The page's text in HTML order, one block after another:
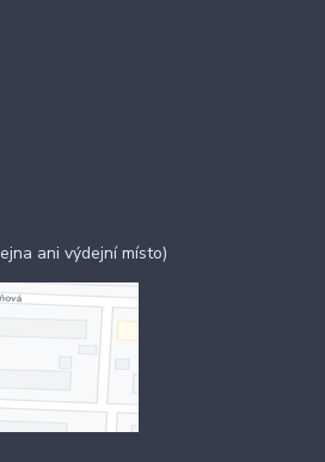
ani výdejní místo)